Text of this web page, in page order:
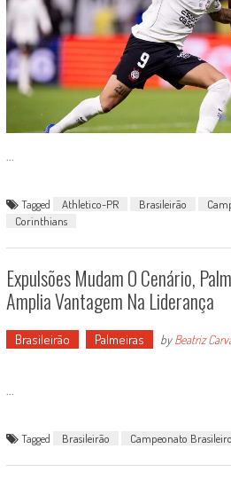
...
Tagged Athletico-PR Brasileirão
Corinthians
Expulsões Mudam O Cenário,
Amplia Vantagem Na Liderança
Brasileirão Palmeiras byBeatriz
...
Tagged Brasileirão Campeonato Brasileiro